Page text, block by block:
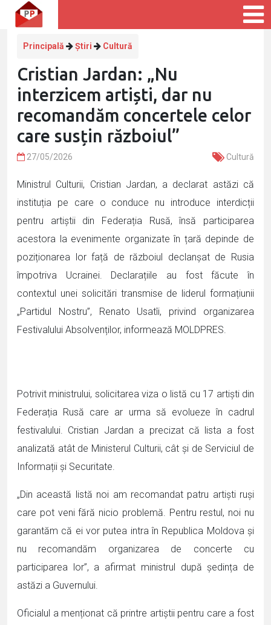
Principală Știri Cultură
Cristian Jardan: „Nu
interzicem artiști, dar nu
recomandăm concertele celor
care susțin războiul”
27/05/2026 Cultură
Ministrul Culturii, Cristian Jardan, a declarat astăzi că
instituția pe care o conduce nu introduce interdicții
pentru artiștii din Federația Rusă, însă participarea
acestora la evenimente organizate în țară depinde de
poziționarea lor față de războiul declanșat de Rusia
împotriva Ucrainei. Declarațiile au fost făcute în
contextul unei solicitări transmise de liderul formațiunii
„Partidul Nostru”, Renato Usatîi, privind organizarea
Festivalului Absolvenților, informează MOLDPRES.
Potrivit ministrului, solicitarea viza o listă cu 17 artiști din
Federația Rusă care ar urma să evolueze în cadrul
festivalului. Cristian Jardan a precizat că lista a fost
analizată atât de Ministerul Culturii, cât și de Serviciul de
Informații și Securitate.
„Din această listă noi am recomandat patru artiști ruși
care pot veni fără nicio problemă. Pentru restul, noi nu
garantăm că ei vor putea intra în Republica Moldova și
nu recomandăm organizarea de concerte cu
participarea lor”, a afirmat ministrul după ședința de
astăzi a Guvernului.
Oficialul a menționat că printre artiștii pentru care a fost